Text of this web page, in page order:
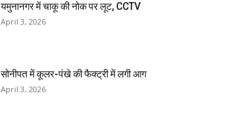
यमुनानगर में चाकू की नोक पर लूट, CCTV
April 3, 2026
सोनीपत में कूलर-पंखे की फैक्ट्री में लगी आग
April 3, 2026